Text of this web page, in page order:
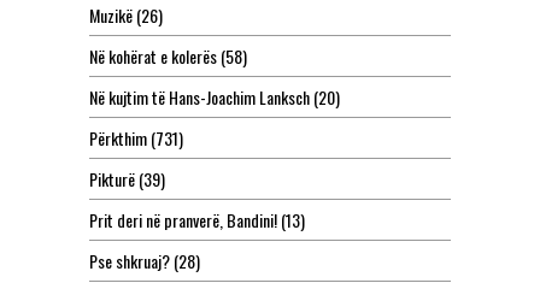
Muzikë(26)
Në kohërat e kolerës(58)
Në kujtim të Hans-Joachim Lanksch(20)
Përkthim(731)
Pikturë(39)
Prit deri në pranverë, Bandini!(13)
Pse shkruaj?(28)